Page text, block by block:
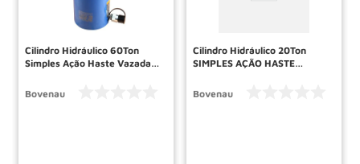
Cilindro Hidráulico 60Ton
Simples Ação Haste Vazada
Bovenau
Cilindro Hidráulico 20Ton
SIMPLES AÇÃO HASTE
BOVENAU
Bovenau